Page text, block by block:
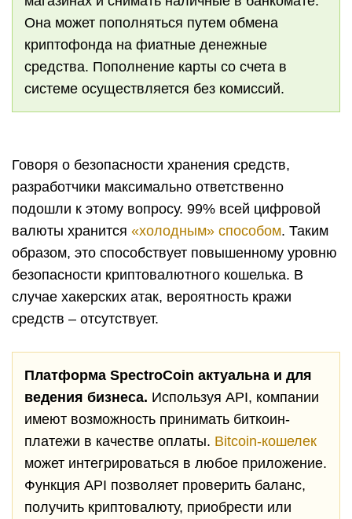
Она может пополняться путем обмена
криптофонда на фиатные денежные
средства. Пополнение карты со счета в
системе осуществляется без комиссий.
Говоря о безопасности хранения средств,
разработчики максимально ответственно
подошли к этому вопросу. 99% всей цифровой
валюты хранится «холодным» способом. Таким
образом, это способствует повышенному уровню
безопасности криптовалютного кошелька. В
случае хакерских атак, вероятность кражи
средств – отсутствует.
Платформа SpectroCoin актуальна и для
ведения бизнеса. Используя API, компании
имеют возможность принимать биткоин-
платежи в качестве оплаты. Bitcoin-кошелек
может интегрироваться в любое приложение.
Функция API позволяет проверить баланс,
получить криптовалюту, приобрести или